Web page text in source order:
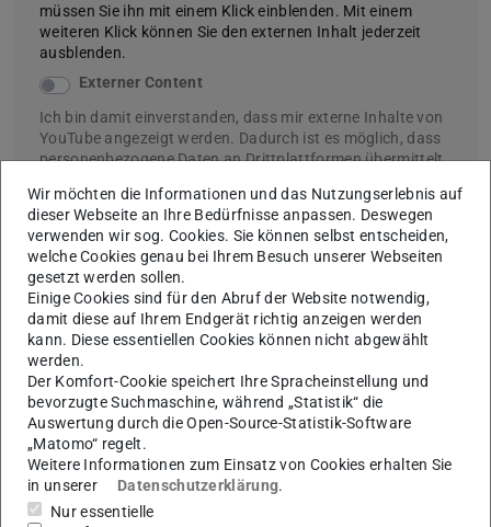
müssen Sie ihn mit einem Klick einblenden. Mit einem
weiteren Klick können Sie den externen Inhalt jederzeit
ausblenden.
Externer Content
Ich bin damit einverstanden, dass mir externe Inhalte von
YouTube angezeigt werden. Dadurch ist es möglich, dass
personenbezogene Daten an Drittplattformen übermittelt
Datenschutzerklärung.
Prozesskette kontinuierlich kalt
Empfohlener externer Content
Wir haben für Sie einen externen Inhalt von YouTube
ausgewählt und möchten Ihnen diesen hier zeigen. Dazu
müssen Sie ihn mit einem Klick einblenden. Mit einem
weiteren Klick können Sie den externen Inhalt jederzeit
ausblenden.
Externer Content
Wir möchten die Informationen und das Nutzungserlebnis auf
dieser Webseite an Ihre Bedürfnisse anpassen. Deswegen
verwenden wir sog. Cookies. Sie können selbst entscheiden,
welche Cookies genau bei Ihrem Besuch unserer Webseiten
gesetzt werden sollen.
Einige Cookies sind für den Abruf der Website notwendig,
damit diese auf Ihrem Endgerät richtig anzeigen werden
kann. Diese essentiellen Cookies können nicht abgewählt
werden.
Der Komfort-Cookie speichert Ihre Spracheinstellung und
bevorzugte Suchmaschine, während „Statistik“ die
Auswertung durch die Open-Source-Statistik-Software
„Matomo“ regelt.
Weitere Informationen zum Einsatz von Cookies erhalten Sie
in unserer
Datenschutzerklärung.
Nur essentielle